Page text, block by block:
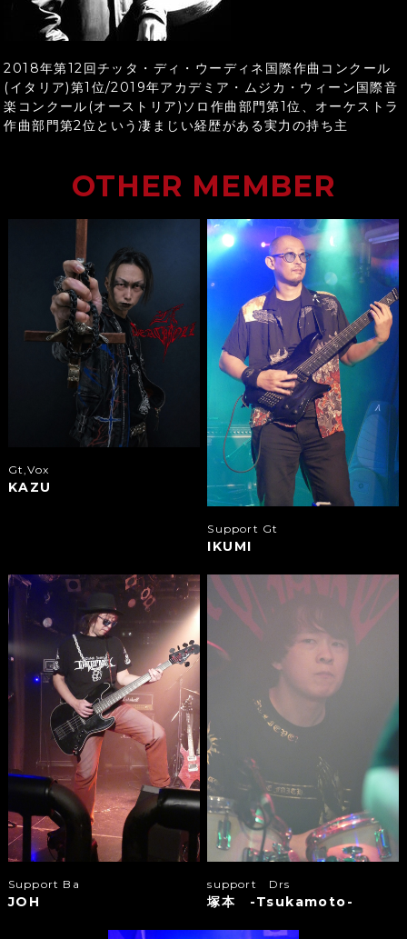
2018年第12回チッタ・ディ・ウーディネ国際作曲コンクール
(イタリア)第1位/2019年アカデミア・ムジカ・ウィーン国際音
楽コンクール(オーストリア)ソロ作曲部門第1位、オーケストラ
作曲部門第2位という凄まじい経歴がある実力の持ち主
OTHER MEMBER
Gt,Vox
KAZU
Support Gt
IKUMI
Support Ba
JOH
support Drs
塚本 -Tsukamoto-